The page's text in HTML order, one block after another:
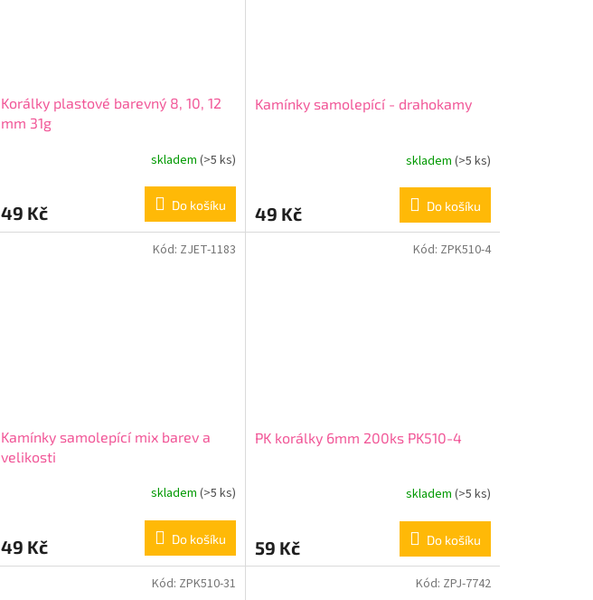
Korálky plastové barevný 8, 10, 12
mm 31g
skladem (>5 ks)
49 Kč Do košíku
Kamínky samolepící - drahokamy
skladem (>5 ks)
49 Kč Do košíku
Kamínky samolepící mix barev a
velikosti
skladem (>5 ks)
49 Kč Do košíku
Kód: ZJET-1183
PK korálky 6mm 200ks PK510-4
skladem (>5 ks)
59 Kč Do košíku
Kód: ZPK510-4
Kód: ZPK510-31 Kód: ZPJ-7742